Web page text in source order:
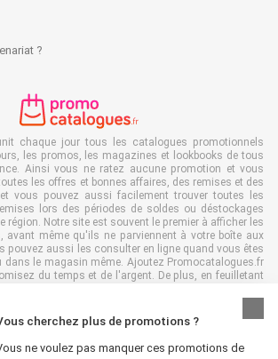
cherchez plus de promotions ?
ne voulez pas manquer ces promotions de
?
chaque jour tous les catalogues promotionnels
les promos, les magazines et lookbooks de tous
Ainsi vous ne ratez aucune promotion et vous
les offres et bonnes affaires, des remises et des
vous pouvez aussi facilement trouver toutes les
lors des périodes de soldes ou déstockages
région. Notre site est souvent le premier à afficher les
avant même qu'ils ne parviennent à votre boîte aux
pouvez aussi les consulter en ligne quand vous êtes
dans le magasin même. Ajoutez Promocatalogues.fr
du temps et de l'argent. De plus, en feuilletant
qui est très avantageux pour l’environnement.